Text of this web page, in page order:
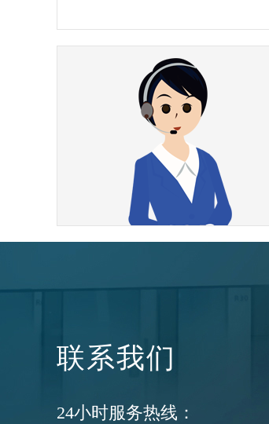
联系我们
24小时服务热线：